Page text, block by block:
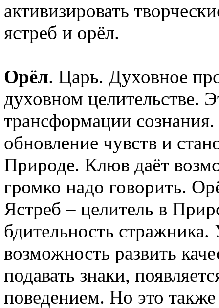
активизировать
ястреб и орёл.
Орёл. Царь. Духовное
духовном целительстве.
трансформации
обновление чувств и
Природе. Клюв даёт
громко надо говорить.
Ястреб – целитель в
бдительность
возможность развить
подавать знаки,
поведением. Но это также